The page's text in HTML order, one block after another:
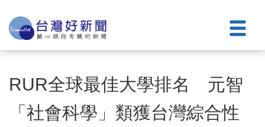
RUR全球最佳大學排名 元智
「社會科學」類獲台灣綜合性